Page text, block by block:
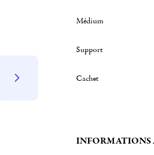
Médium
Support
Cachet